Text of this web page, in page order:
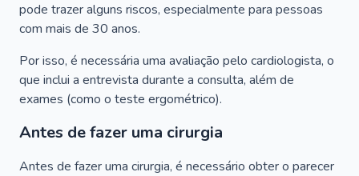
pode trazer alguns riscos, especialmente para pessoas
com mais de 30 anos.
Por isso, é necessária uma avaliação pelo cardiologista, o
que inclui a entrevista durante a consulta, além de
exames (como o teste ergométrico).
Antes de fazer uma cirurgia
Antes de fazer uma cirurgia, é necessário obter o parecer